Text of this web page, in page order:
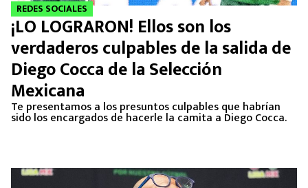
REDES SOCIALES
¡LO LOGRARON! Ellos son los
verdaderos culpables de la salida de
Diego Cocca de la Selección
Mexicana
Te presentamos a los presuntos culpables que habrían
sido los encargados de hacerle la camita a Diego Cocca.